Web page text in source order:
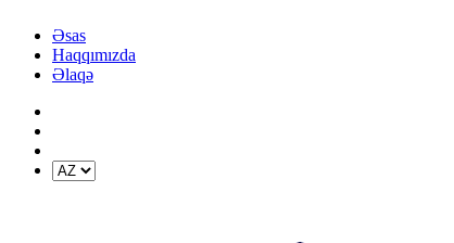
Əsas
Haqqımızda
Əlaqə